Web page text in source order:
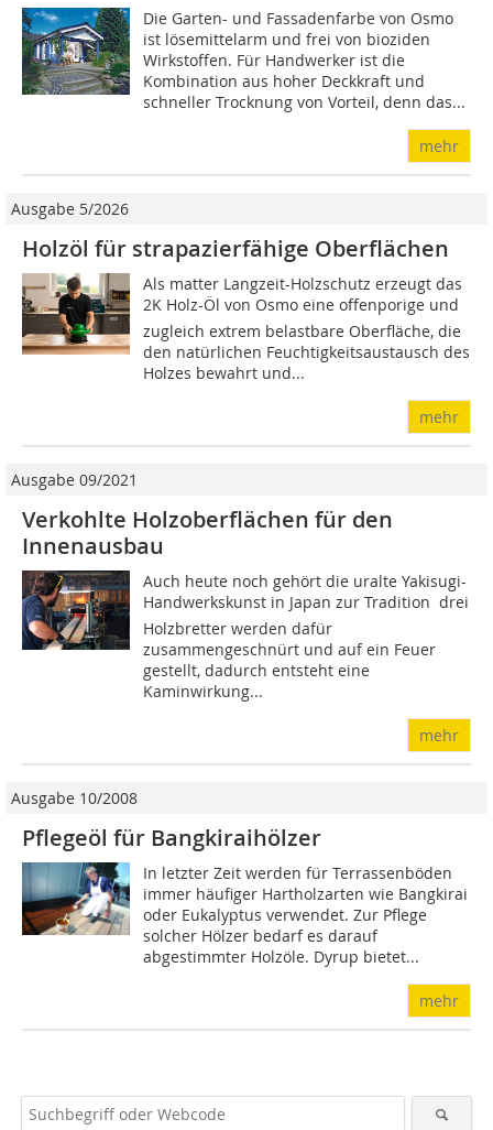
Die Garten- und Fassadenfarbe von Osmo
ist lösemittelarm und frei von bioziden
Wirkstoffen. Für Handwerker ist die
Kombination aus hoher Deckkraft und
schneller Trocknung von Vorteil, denn das...
mehr
Ausgabe 5/2026
Holzöl für strapazierfähige Oberflächen
Als matter Langzeit-Holzschutz erzeugt das
2K Holz-Öl von Osmo eine offenporige und
zugleich extrem belastbare Oberfläche, die
den natürlichen Feuchtigkeitsaustausch des
Holzes bewahrt und...
mehr
Ausgabe 09/2021
Verkohlte Holzoberflächen für den
Innenausbau
Auch heute noch gehört die uralte Yakisugi-
Handwerkskunst in Japan zur Tradition ­ drei
Holzbretter werden dafür
zusammengeschnürt und auf ein Feuer
gestellt, dadurch entsteht eine
Kaminwirkung...
mehr
Ausgabe 10/2008
Pflegeöl für Bangkiraihölzer
In letzter Zeit werden für Ter­rassenböden
immer häufiger Hartholzarten wie Bangkirai
oder Eukalyptus verwendet. Zur Pflege
solcher Hölzer bedarf es darauf
abgestimmter Holzöle. Dyrup bietet...
mehr